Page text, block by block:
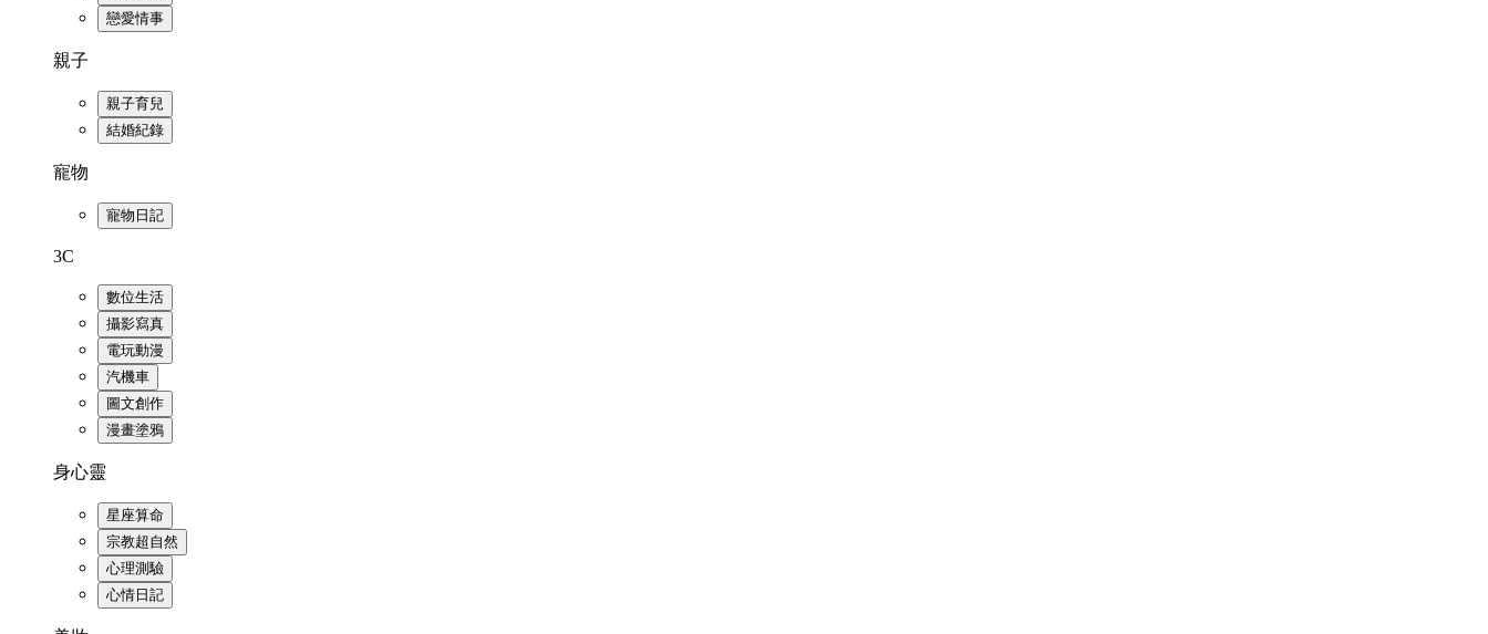
戀愛情事
親子
親子育兒
結婚紀錄
寵物
寵物日記
3C
數位生活
攝影寫真
電玩動漫
汽機車
圖文創作
漫畫塗鴉
身心靈
星座算命
宗教超自然
心理測驗
心情日記